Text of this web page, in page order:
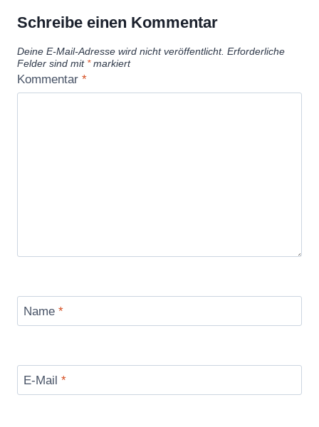
Schreibe einen Kommentar
Deine E-Mail-Adresse wird nicht veröffentlicht. Erforderliche
Felder sind mit *markiert
Kommentar *
Name *
E-Mail *